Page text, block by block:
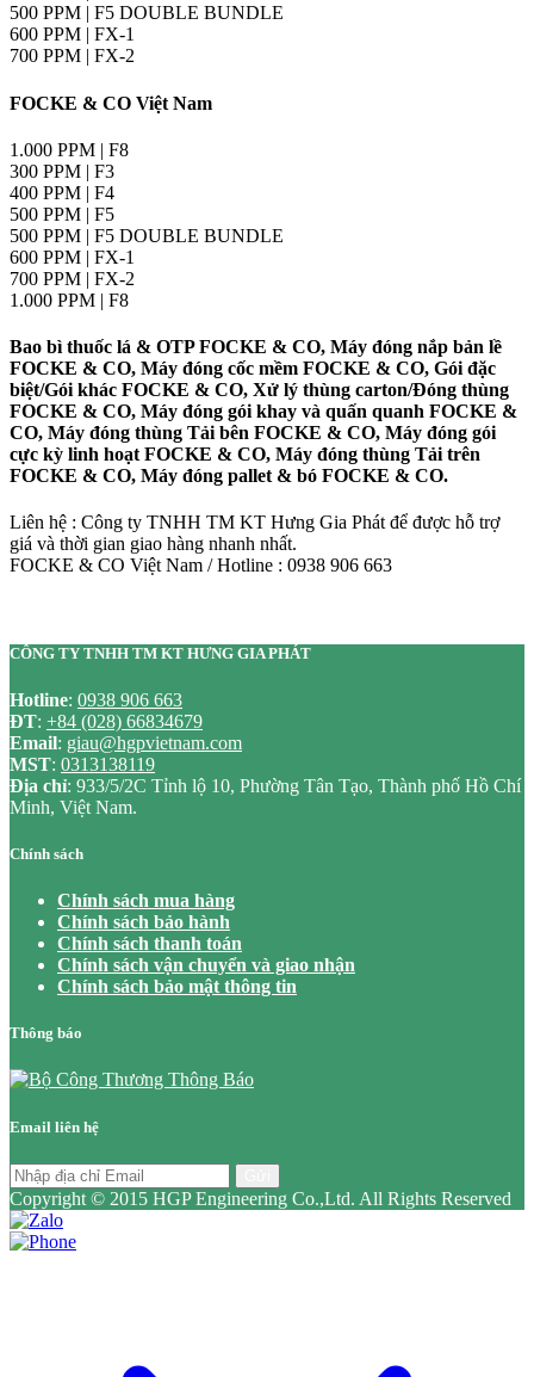
500 PPM | F5 DOUBLE BUNDLE
600 PPM | FX-1
700 PPM | FX-2
FOCKE & CO Việt Nam
1.000 PPM | F8
300 PPM | F3
400 PPM | F4
500 PPM | F5
500 PPM | F5 DOUBLE BUNDLE
600 PPM | FX-1
700 PPM | FX-2
1.000 PPM | F8
Bao bì thuốc lá & OTP FOCKE & CO, Máy đóng nắp bản lề
FOCKE & CO, Máy đóng cốc mềm FOCKE & CO, Gói đặc
biệt/Gói khác FOCKE & CO, Xử lý thùng carton/Đóng thùng
FOCKE & CO, Máy đóng gói khay và quấn quanh FOCKE &
CO, Máy đóng thùng Tải bên FOCKE & CO, Máy đóng gói
cực kỳ linh hoạt FOCKE & CO, Máy đóng thùng Tải trên
FOCKE & CO, Máy đóng pallet & bó FOCKE & CO.
Liên hệ : Công ty TNHH TM KT Hưng Gia Phát để được hỗ trợ
giá và thời gian giao hàng nhanh nhất.
FOCKE & CO Việt Nam / Hotline : 0938 906 663
CÔNG TY TNHH TM KT HƯNG GIA PHÁT
Hotline: 0938 906 663
ĐT: +84 (028) 66834679
Email: giau@hgpvietnam.com
MST: 0313138119
Địa chỉ: 933/5/2C Tỉnh lộ 10, Phường Tân Tạo, Thành phố Hồ Chí
Minh, Việt Nam.
Chính sách
Chính sách mua hàng
Chính sách bảo hành
Chính sách thanh toán
Chính sách vận chuyển và giao nhận
Chính sách bảo mật thông tin
Thông báo
Email liên hệ
Copyright © 2015 HGP Engineering Co.,Ltd. All Rights Reserved